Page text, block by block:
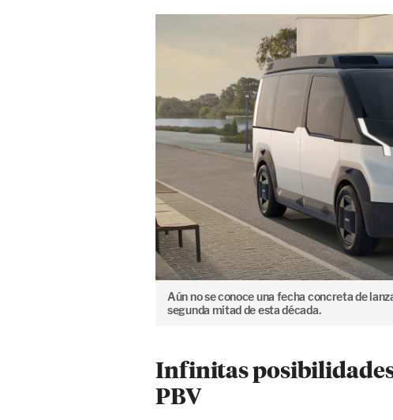
Aún no se conoce una fecha concreta de
segunda mitad de esta década.
Infinitas
PBV